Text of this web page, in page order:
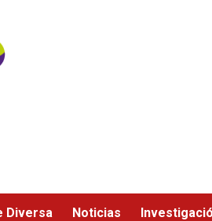
Diversa Noticias